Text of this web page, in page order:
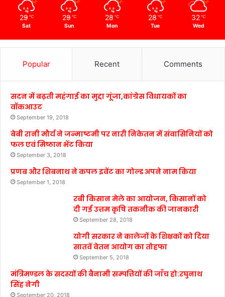
29 ℃
Sat
29 ℃
Sun
28 ℃
Mon
28 ℃
Tue
32 ℃
Wed
Popular Recent Comments
सदन में बढ़ती महंगाई का मुद्दा गूंजा,कांग्रेस विधायकों का
वॉकआउट
September 19, 2018
बेबी रानी मौर्य ने जन्माष्टमी पर नारी निकेतन में संवासिनियों को
फल एवं मिष्ठान भेंट किया
September 3, 2018
प्रणब और शिबनाथ ने कपल इवेंट का गोल्ड अपने नाम किया
September 1, 2018
रबी किसान मेले का आयोजन, किसानों को
दी गई उत्तम कृषि तकनीक की जानकारी
September 28, 2018
योगी सरकार ने कालेजों के शिक्षकों को दिया
सातवें वेतन आयोग का तोहफा
September 5, 2018
मंत्रिमण्डल के सदस्यों की बैनामी सम्पत्तियों की जाँच हो:रघुनाथ
सिंह नेगी
September 20, 2018